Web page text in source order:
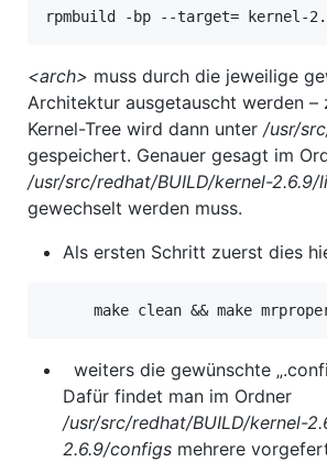
rpmbuild -bp --target= kernel-
<arch> muss durch die jeweilige
Architektur ausgetauscht werden –
Kernel-Tree wird dann unter /usr/
gespeichert. Genauer gesagt im
/usr/src/redhat/BUILD/kernel-2.6.9/
gewechselt werden muss.
Als ersten Schritt zuerst dies
make clean && make
weiters die gewünschte
Dafür findet man im Ordner
/usr/src/redhat/BUILD/kernel-
2.6.9/configs mehrere